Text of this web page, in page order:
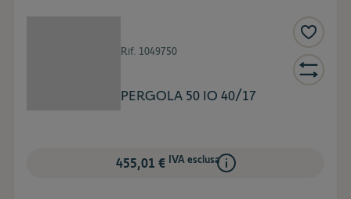
Rif. 1049750
PERGOLA 50 IO 40/17
455,01 € IVA esclusa